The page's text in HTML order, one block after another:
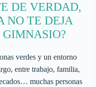
DE VERDAD,
NO TE DEJA
verdes y un entorno
entre trabajo, familia,
muchas personas